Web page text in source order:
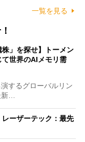
一覧を見る
株」を探せ】トーメン
世界のAIメモリ需
するグローバルリン
…
レーザーテック：最先